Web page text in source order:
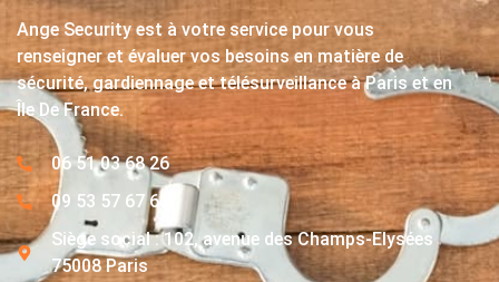
Ange Security est à votre service pour vous
renseigner et évaluer vos besoins en matière de
sécurité, gardiennage et télésurveillance à Paris et en
Île De France.
06 51 03 68 26
09 53 57 67 63
Siège social : 102, avenue des Champs-Elysées
75008 Paris